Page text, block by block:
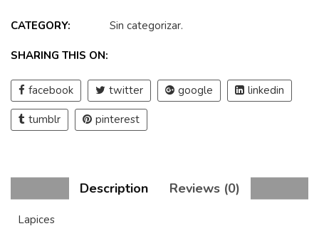
CATEGORY: Sin categorizar.
SHARING THIS ON:
facebook twitter google linkedin
tumblr pinterest
Description Reviews (0)
Lapices